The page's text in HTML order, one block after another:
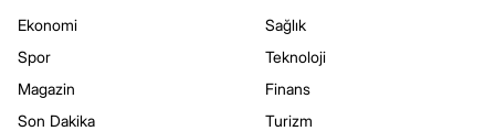
Ekonomi
Spor
Magazin
Son Dakika
Sağlık
Teknoloji
Finans
Turizm